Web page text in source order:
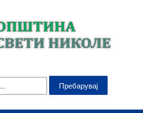
Пребарувај
за: